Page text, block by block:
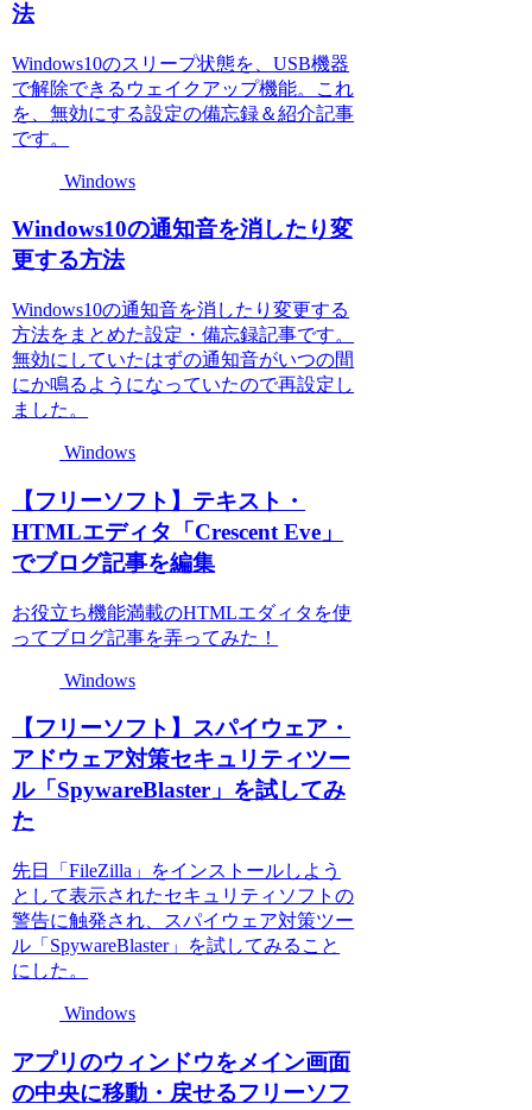
法
Windows10のスリープ状態を、USB機器
で解除できるウェイクアップ機能。これ
を、無効にする設定の備忘録＆紹介記事
です。
Windows
Windows10の通知音を消したり変
更する方法
Windows10の通知音を消したり変更する
方法をまとめた設定・備忘録記事です。
無効にしていたはずの通知音がいつの間
にか鳴るようになっていたので再設定し
ました。
Windows
【フリーソフト】テキスト・
HTMLエディタ「Crescent Eve」
でブログ記事を編集
お役立ち機能満載のHTMLエダィタを使
ってブログ記事を弄ってみた！
Windows
【フリーソフト】スパイウェア・
アドウェア対策セキュリティツー
ル「SpywareBlaster」を試してみ
た
先日「FileZilla」をインストールしよう
として表示されたセキュリティソフトの
警告に触発され、スパイウェア対策ツー
ル「SpywareBlaster」を試してみること
にした。
Windows
アプリのウィンドウをメイン画面
の中央に移動・戻せるフリーソフ